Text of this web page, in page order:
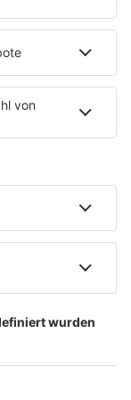
bietet es
auf dem …